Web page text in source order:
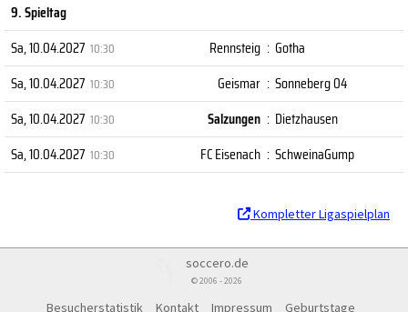
9. Spieltag
Sa, 10.04.2027 10:30 Rennsteig : Gotha
Sa, 10.04.2027 10:30 Geismar : Sonneberg 04
Sa, 10.04.2027 10:30 Salzungen : Dietzhausen
Sa, 10.04.2027 10:30 FC Eisenach : SchweinaGump
Kompletter Ligaspielplan
soccero.de
© 2006 - 2026
Besucherstatistik Kontakt Impressum Geburtstage